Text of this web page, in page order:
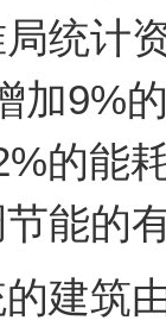
统计
加9%
的能
能的
筑由